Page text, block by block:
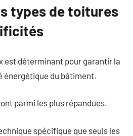
types de toitures
est déterminant pour garantir la
énergétique du bâtiment.
parmi les plus répandues.
spécifique que seuls les